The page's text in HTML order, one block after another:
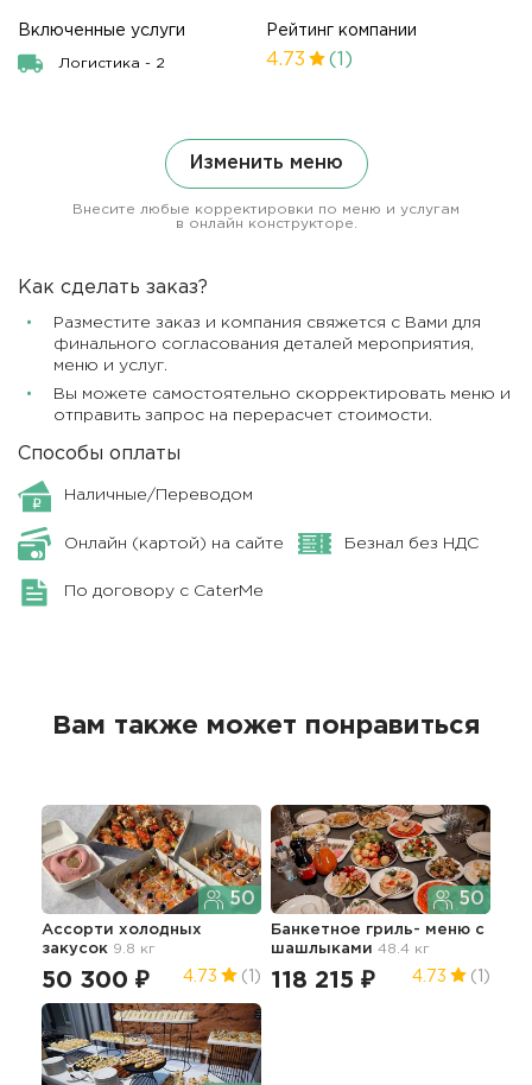
Включенные услуги
Логистика - 2
Рейтинг компании
4.73 (1)
Изменить меню
Внесите любые корректировки по меню и услугам
в онлайн конструкторе.
Как сделать заказ?
Разместите заказ и компания свяжется с Вами для
финального согласования деталей мероприятия,
меню и услуг.
Вы можете самостоятельно скорректировать меню и
отправить запрос на перерасчет стоимости.
Способы оплаты
Наличные/Переводом
Онлайн (картой) на сайте Безнал без НДС
По договору с CaterMe
Вам также может понравиться
50
Ассорти холодных
закусок 9.8 кг
50 300 ₽ 4.73 (1)
50
Банкетное гриль- меню с
шашлыками 48.4 кг
118 215 ₽ 4.73 (1)